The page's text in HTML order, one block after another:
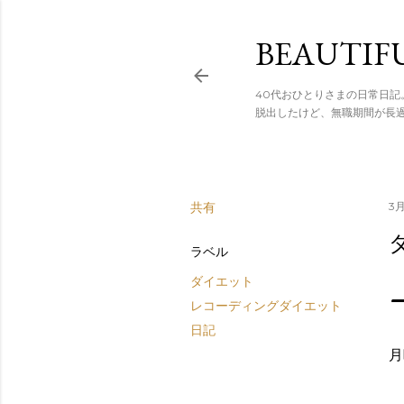
スキップ
40代おひとりさまの日常日
脱出したけど、無職期間が長
共有
ラベル
ダイエット
レコーディングダイエット
日記
3